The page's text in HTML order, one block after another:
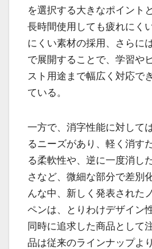
を選択する大きなポイント
長時間使用しても疲れにく
にくい素材の採用、さらに
で展開することで、学習や
スト用途まで幅広く対応で
ている。
一方で、消字性能に対して
るニーズがあり、軽く消す
る柔軟性や、逆に一度消し
さなど、微細な部分で差別
んな中、新しく発表された
ペンは、とりわけデザイン
同時に追求した商品として
品は従来のラインナップよ